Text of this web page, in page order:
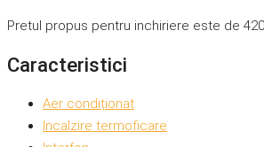
Pretul propus pentru inchiriere este de
Caracteristici
Aer condiționat
Incalzire termoficare